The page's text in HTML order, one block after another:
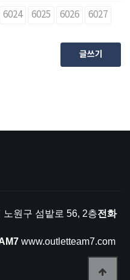
6024 6025 6026
6027
글쓰기
노원구 섬밭로 56, 2층전화
www.outletteam7.com